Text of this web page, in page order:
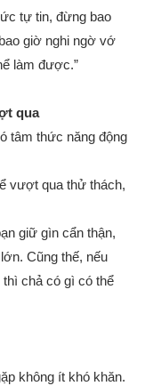
tự tin, đừng bao
giờ nghi ngờ vớ
làm được.”
qua
tâm thức năng động
vượt qua thử thách,
giữ gìn cẩn thận,
Cũng thế, nếu
chả có gì có thể
không ít khó khăn.